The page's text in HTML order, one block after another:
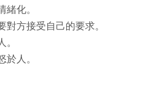
化。
方接受自己的要求。
人。